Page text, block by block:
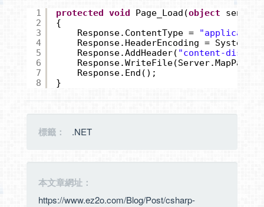
1
2
3
4
5
6
7
8
protected void Page_Load(object
{
Response.ContentType =
Response.HeaderEncoding =
Response.AddHeader( "content-
Response.WriteFile(Server.MapPath(
Response.End();
}
標籤： .NET
本文章網址：
https://www.ez2o.com/Blog/Post/csharp-